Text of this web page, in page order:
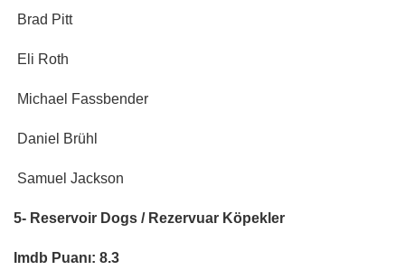
Brad Pitt
Eli Roth
Michael Fassbender
Daniel Brühl
Samuel Jackson
5- Reservoir Dogs / Rezervuar Köpekler
Imdb Puanı: 8.3